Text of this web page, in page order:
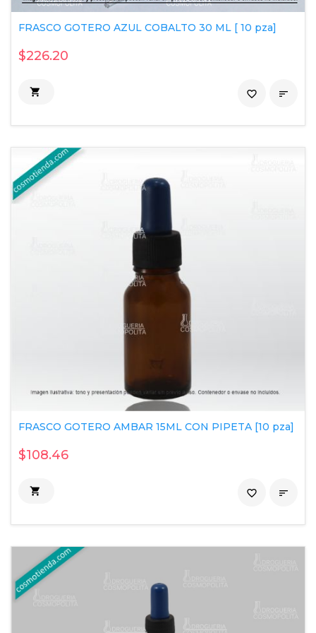
FRASCO GOTERO AZUL COBALTO 30 ML [ 10 pza]
$226.20
 
favorite_border
FRASCO GOTERO AMBAR 15ML CON PIPETA [10 pza]
$108.46
 
favorite_border